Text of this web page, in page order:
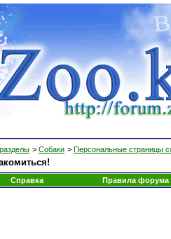
> Собаки > Персональные страницы
Справка Правила форума